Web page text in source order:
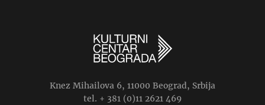
Knez Mihailova 6, 11000 Beograd, Srbija
tel. + 381 (0)11 2621 469